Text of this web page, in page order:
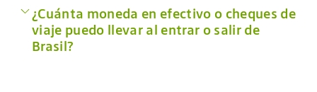
¿Cuánta moneda en efectivo o cheques de
viaje puedo llevar al entrar o salir de
Brasil?